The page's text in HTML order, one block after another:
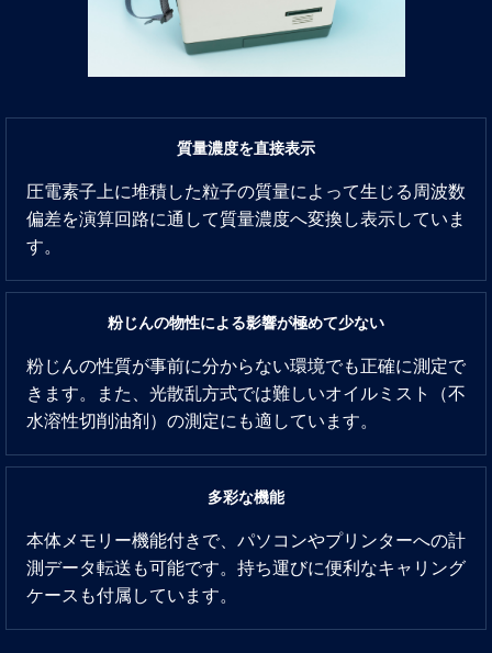
質量濃度を直接表示
圧電素子上に堆積した粒子の質量によって生じる周波数
偏差を演算回路に通して質量濃度へ変換し表示していま
す。
粉じんの物性による影響が極めて少ない
粉じんの性質が事前に分からない環境でも正確に測定で
きます。また、光散乱方式では難しいオイルミスト（不
水溶性切削油剤）の測定にも適しています。
多彩な機能
本体メモリー機能付きで、パソコンやプリンターへの計
測データ転送も可能です。持ち運びに便利なキャリング
ケースも付属しています。